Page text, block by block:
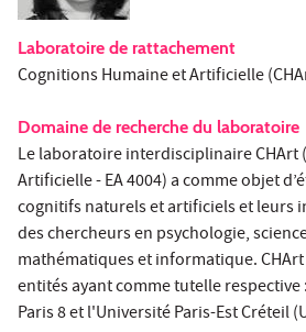
Laboratoire de rattachement
Cognitions Humaine et Artificielle
Domaine de recherche du laboratoire
Le laboratoire interdisciplinaire CHArt
Artificielle - EA 4004) a comme objet
cognitifs naturels et artificiels et leurs
des chercheurs en psychologie,
mathématiques et informatique.
entités ayant comme tutelle respective
Paris 8 et l'Université Paris-Est Créteil